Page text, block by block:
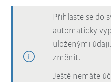
Přihlaste se do
automaticky
uloženými
změnit.
Ještě nemáte